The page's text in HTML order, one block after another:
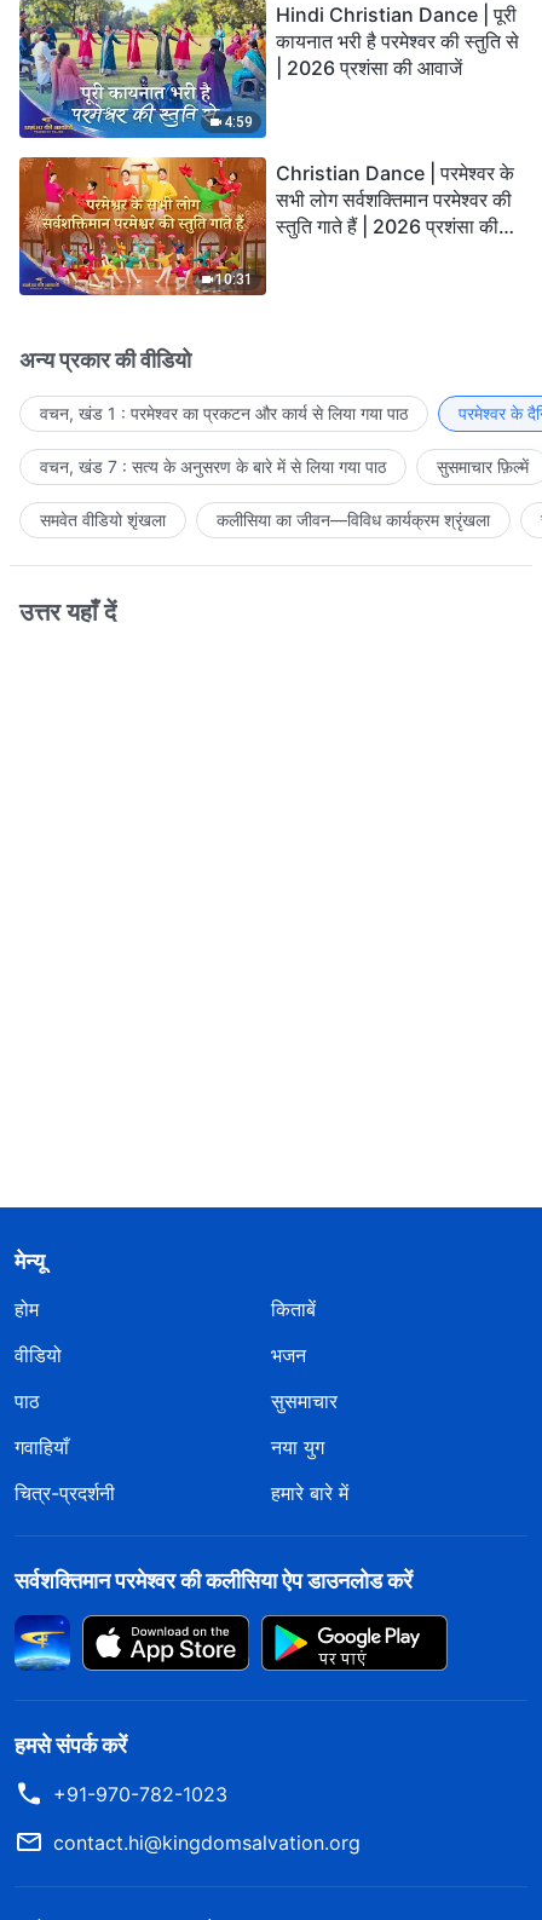
4:59
Hindi Christian Dance | पूरी
कायनात भरी है परमेश्वर की स्तुति से
| 2026 प्रशंसा की आवाजें
10:31
Christian Dance | परमेश्वर के
सभी लोग सर्वशक्तिमान परमेश्वर की
स्तुति गाते हैं | 2026 प्रशंसा की
अन्य प्रकार की वीडियो
वचन, खंड 1 : परमेश्वर का प्रकटन और कार्य से लिया गया पाठ परमेश्वर के
वचन, खंड 7 : सत्य के अनुसरण के बारे में से लिया गया पाठ सुसमाचार फ़िल्में
समवेत वीडियो शृंखला कलीसिया का जीवन—विविध कार्यक्रम श्रृंखला
उत्तर यहाँ दें
मेन्यू
होम
किताबें
वीडियो
भजन
पाठ
सुसमाचार
गवाहियाँ
नया युग
चित्र-प्रदर्शनी
हमारे बारे में
सर्वशक्तिमान परमेश्वर की कलीसिया ऐप डाउनलोड करें
हमसे संपर्क करें
+91-970-782-1023
contact.hi@kingdomsalvation.org